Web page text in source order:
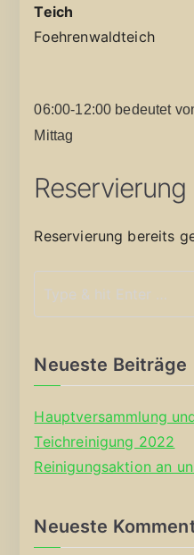
Teich
Foehrenwaldteich
06:00-12:00 bedeutet
Mittag
Reservierung
Reservierung bereits
Neueste Beiträge
Hauptversammlung
Teichreinigung 2022
Reinigungsaktion an
Neueste